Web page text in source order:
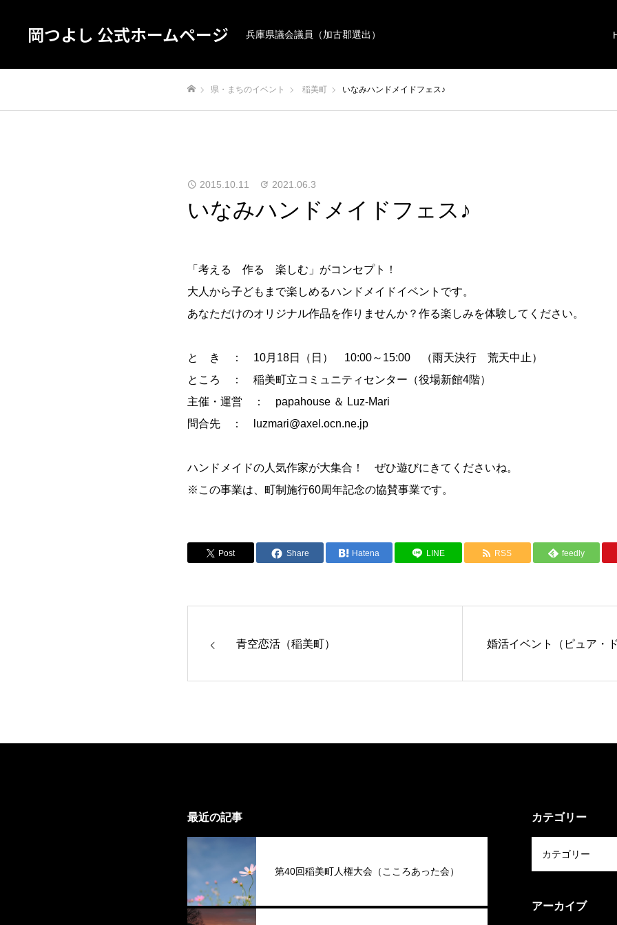
岡つよし 公式ホームページ 兵庫県議会議員（加古郡選出）
県・まちのイベント 稲美町 いなみハンドメイドフェス♪
2015.10.11 2021.06.3
いなみハンドメイドフェス♪
「考える 作る 楽しむ」がコンセプト！
大人から子どもまで楽しめるハンドメイドイベントです。
あなただけのオリジナル作品を作りませんか？作る楽しみを体験してください。
と き ： 10月18日（日） 10:00～15:00 （雨天決行 荒天中止）
ところ ： 稲美町立コミュニティセンター（役場新館4階）
主催・運営 ： papahouse ＆ Luz-Mari
問合先 ： luzmari@axel.ocn.ne.jp
ハンドメイドの人気作家が大集合！ ぜひ遊びにきてくださいね。
※この事業は、町制施行60周年記念の協賛事業です。
Post Share Hatena LINE RSS feedly
青空恋活（稲美町） 婚活イベント（ピュア・
最近の記事
第40回稲美町人権大会（こころあった会）
カテゴリー
アーカイブ